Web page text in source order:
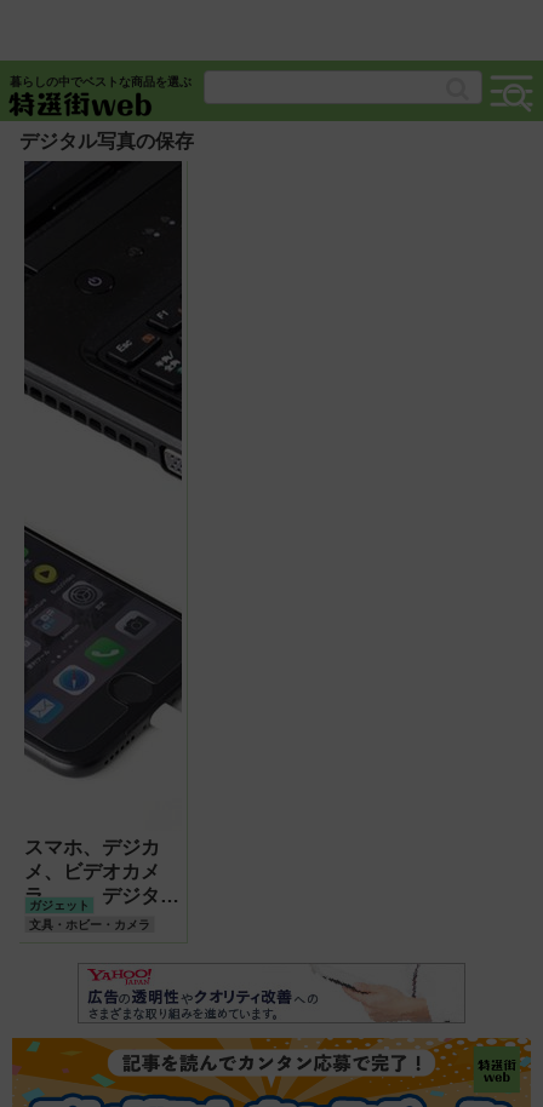
暮らしの中でベストな商品を選ぶ
デジタル写真の保存
スマホ、デジカ
メ、ビデオカメ
ラ……。デジタル
で撮った写真と動
するには?
ガジェット
文具・ホビー・カメラ